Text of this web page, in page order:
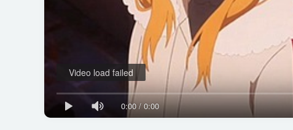
0:00/0:00
Video load failed